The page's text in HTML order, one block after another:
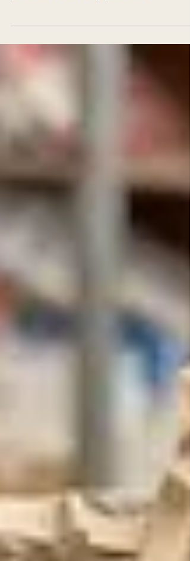
pour célébrer tous les papas, dès 7€.